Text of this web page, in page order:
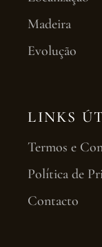
Madeira
Evolução
LINKS
Termos e
Política de
Contacto